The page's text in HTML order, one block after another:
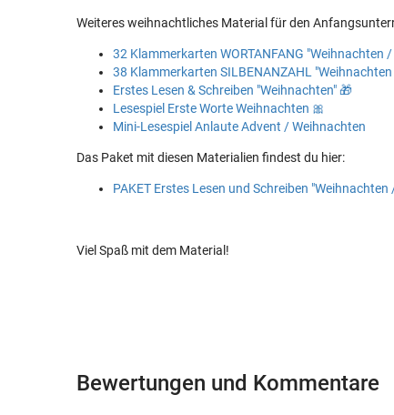
Weiteres weihnachtliches Material für den
32 Klammerkarten WORTANFANG "Weihnachten
38 Klammerkarten SILBENANZAHL
Erstes Lesen & Schreiben "Weihnachten" 🎁
Lesespiel Erste Worte Weihnachten 🎀
Mini-Lesespiel Anlaute Advent / Weihnachten
Das Paket mit diesen Materialien findest du hier:
PAKET Erstes Lesen und Schreiben "Weihnachten
Viel Spaß mit dem Material!
Bewertungen und Kommentare